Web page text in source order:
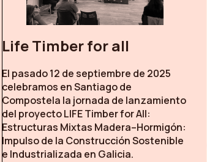
Life Timber for all
El pasado 12 de septiembre de 2025
celebramos en Santiago de
Compostela la jornada de lanzamiento
del proyecto LIFE Timber for All:
Estructuras Mixtas Madera–Hormigón:
Impulso de la Construcción Sostenible
e Industrializada en Galicia.